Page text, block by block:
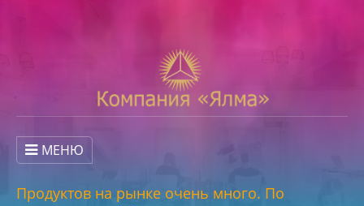
МЕНЮ
Продуктов на рынке очень много. По